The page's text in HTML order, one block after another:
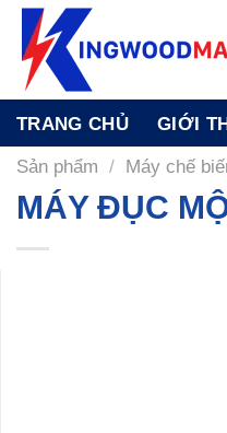
Skip
content
TRANG CHỦ GIỚI
Sản phẩm / Máy chế
MÁY ĐỤC